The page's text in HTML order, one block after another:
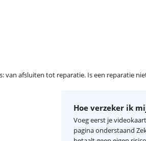
afsluiten tot reparatie. Is een reparatie
Hoe verzeker ik
Voeg eerst je
pagina onderstaand